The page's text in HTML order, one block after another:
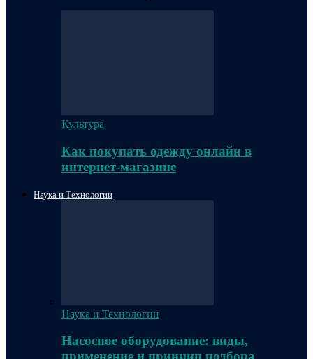
Культура
Как покупать одежду онлайн в
интернет-магазине
Наука и Технологии
Наука и Технологии
Насосное оборудование: виды,
применение и принцип подбора